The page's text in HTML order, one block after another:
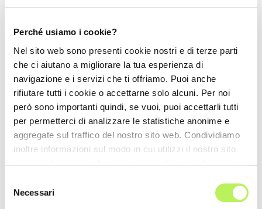
Perché usiamo i cookie?
Nel sito web sono presenti cookie nostri e di terze parti
che ci aiutano a migliorare la tua esperienza di
navigazione e i servizi che ti offriamo. Puoi anche
rifiutare tutti i cookie o accettarne solo alcuni. Per noi
però sono importanti quindi, se vuoi, puoi accettarli tutti
per permetterci di analizzare le statistiche anonime e
aggregate sul traffico del nostro sito web. Condividiamo
inoltre informazioni sul modo in cui utilizzi il nostro sito
combinarle con altre informazioni che hai fornito loro o
delNecessari